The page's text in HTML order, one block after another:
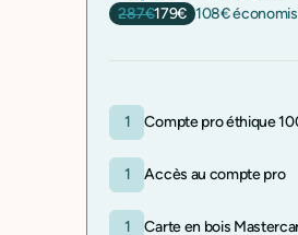
287€179€ 108€
1 Compte pro éthique
1 Accès au compte pro
1 Carte en bois